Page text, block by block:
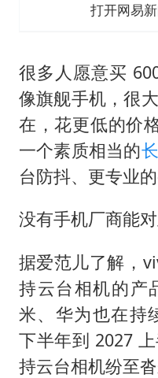
打开网易
很多人愿意买
像旗舰手机，很
在，花更低的价
一个素质相当的
台防抖、更专业
没有手机厂商能对
据爱范儿了解，
持云台相机的产
米、华为也在持
下半年到 2027
持云台相机纷至沓